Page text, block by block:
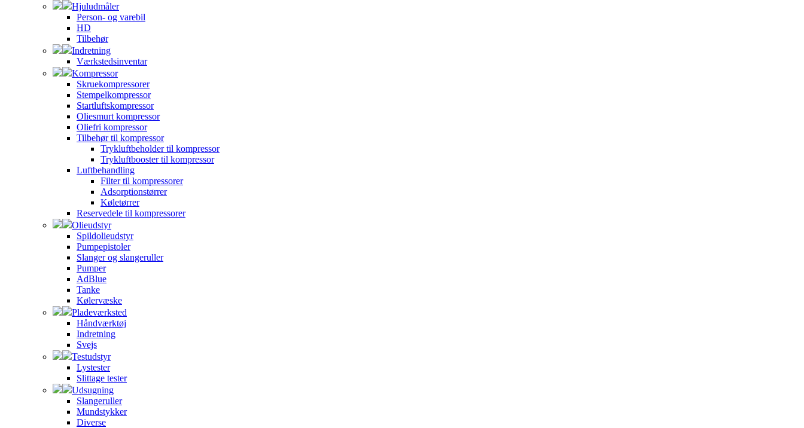
Hjuludmåler
Person- og varebil
HD
Tilbehør
Indretning
Værkstedsinventar
Kompressor
Skruekompressorer
Stempelkompressor
Startluftskompressor
Oliesmurt kompressor
Oliefri kompressor
Tilbehør til kompressor
Trykluftbeholder til kompressor
Trykluftbooster til kompressor
Luftbehandling
Filter til kompressorer
Adsorptionstørrer
Køletørrer
Reservedele til kompressorer
Olieudstyr
Spildolieudstyr
Pumpepistoler
Slanger og slangeruller
Pumper
AdBlue
Tanke
Kølervæske
Pladeværksted
Håndværktøj
Indretning
Svejs
Testudstyr
Lystester
Slittage tester
Udsugning
Slangeruller
Mundstykker
Diverse